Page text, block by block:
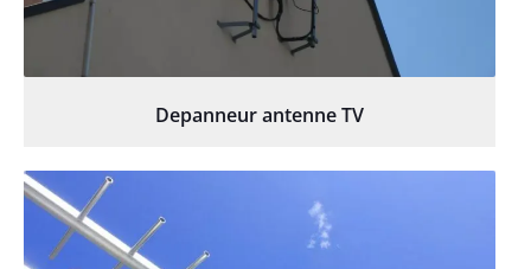
Depanneur antenne TV